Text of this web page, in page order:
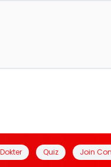
Quiz Join